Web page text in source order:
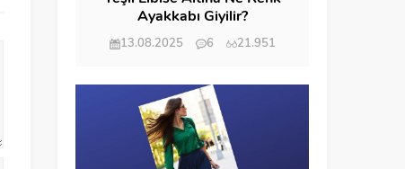
Ayakkabı Giyilir?
13.08.2025 6 21.951